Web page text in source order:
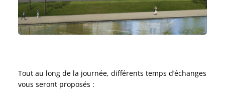
Tout au long de la journée, différents temps d’échanges
vous seront proposés :